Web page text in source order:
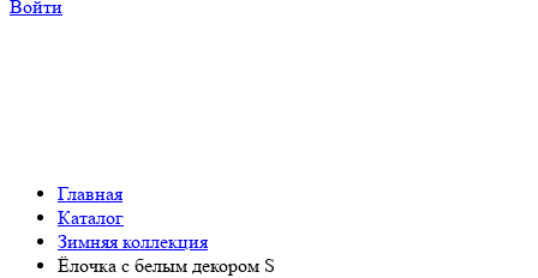
Войти
Главная
Каталог
Зимняя коллекция
Ёлочка с белым декором S